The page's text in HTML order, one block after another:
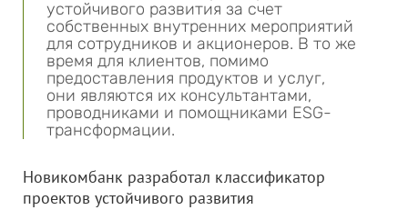
устойчивого развития за счет
собственных внутренних мероприятий
для сотрудников и акционеров. В то же
время для клиентов, помимо
предоставления продуктов и услуг,
они являются их консультантами,
проводниками и помощниками ESG-
трансформации.
Новикомбанк разработал классификатор
проектов устойчивого развития